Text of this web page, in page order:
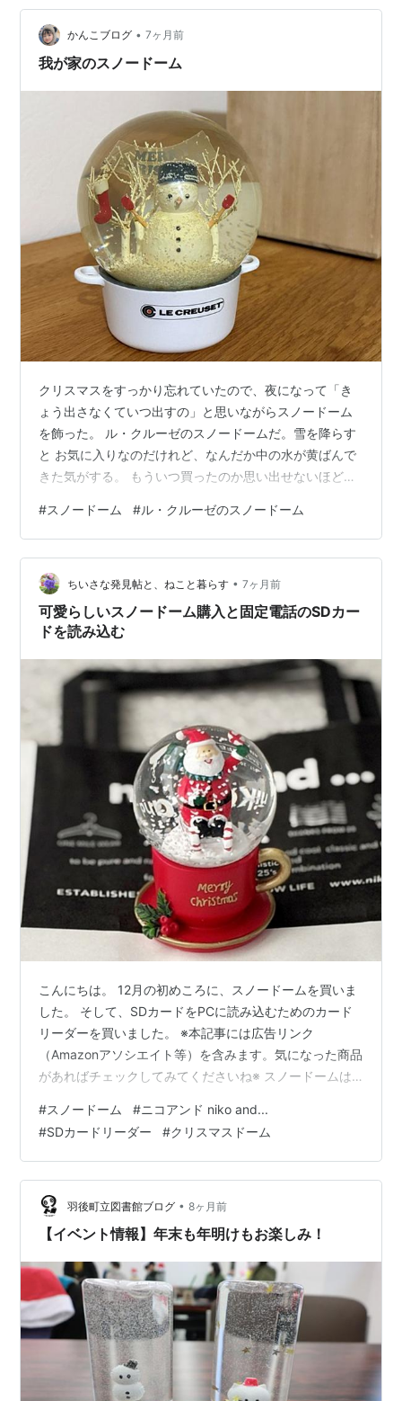
化してリアルになりすぎた💦 我が家はいつもと何も変わ
らない（カットケーキだけ🍰）静かなクリスマス🎄でし
た。(>_<) せめて画像…
かんこブログ • 7ヶ月前
我が家のスノードーム
クリスマスをすっかり忘れていたので、夜になって「き
ょう出さなくていつ出すの」と思いながらスノードーム
を飾った。 ル・クルーゼのスノードームだ。雪を降らす
と お気に入りなのだけれど、なんだか中の水が黄ばんで
きた気がする。 もういつ買ったのか思い出せないほど前
今回はすっかり忘れていた。 せっかくなので年末まで飾
ろうかしらん。年末と言わず冬の間は飾っておこう。 ポ
チッと応援お願いします。 にほんブログ村 日記・雑談ラ
ンキング ありがとうございました。
#スノードーム #ル・クルーゼのスノードーム
ちいさな発見帖と、ねこと暮らす • 7ヶ月前
可愛らしいスノードーム購入と固定電話のSDカー
ドを読み込む
こんにちは。 12月の初めころに、スノードームを買いま
した。 そして、SDカードをPCに読み込むためのカード
リーダーを買いました。 ※本記事には広告リンク
（Amazonアソシエイト等）を含みます。気になった商品
があればチェックしてみてくださいね※ スノードームは
1300円くらいでした。 11月ごろから店頭に並んでいたの
を確認していました。 12月に買いに行った時には、残り
1～2個くらいになっていました。 スノードームが好きな
ので、間に合って良かったーと買いました。 下の写真、
奥にある大き目のスノードームは、 横浜のスノードーム
美術館（み…
#スノードーム #ニコアンド niko and...
#SDカードリーダー #クリスマスドーム
羽後町立図書館ブログ • 8ヶ月前
【イベント情報】年末も年明けもお楽しみ！